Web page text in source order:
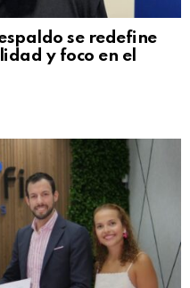
se redefine
y foco en el